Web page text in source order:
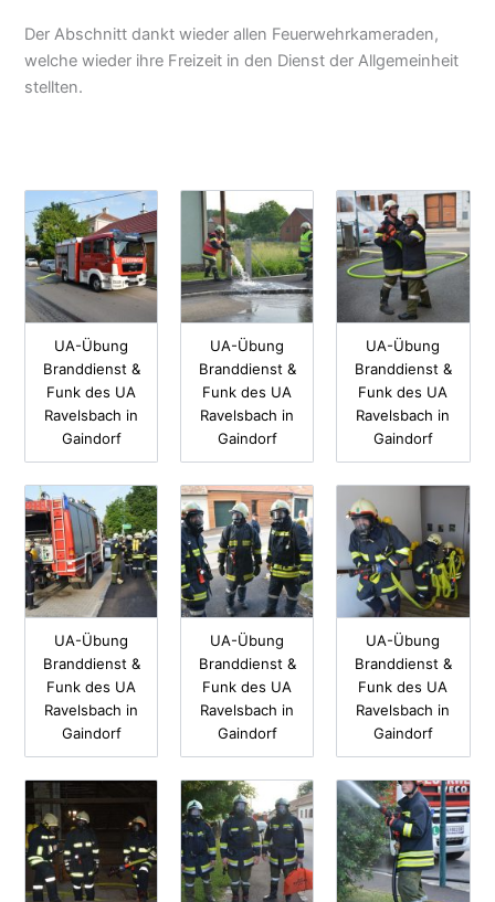
Der Abschnitt dankt wieder allen Feuerwehrkameraden,
welche wieder ihre Freizeit in den Dienst der Allgemeinheit
stellten.
UA-Übung
Branddienst &
Funk des UA
Ravelsbach in
Gaindorf
UA-Übung
Branddienst &
Funk des UA
Ravelsbach in
Gaindorf
UA-Übung
Branddienst &
Funk des UA
Ravelsbach in
Gaindorf
UA-Übung
Branddienst &
Funk des UA
Ravelsbach in
Gaindorf
UA-Übung
Branddienst &
Funk des UA
Ravelsbach in
Gaindorf
UA-Übung
Branddienst &
Funk des UA
Ravelsbach in
Gaindorf